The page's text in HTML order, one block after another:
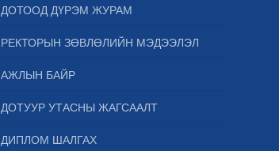
ДОТООД ДҮРЭМ ЖУРАМ
РЕКТОРЫН ЗӨВЛӨЛИЙН МЭДЭЭЛЭЛ
АЖЛЫН БАЙР
ДОТУУР УТАСНЫ ЖАГСААЛТ
ДИПЛОМ ШАЛГАХ